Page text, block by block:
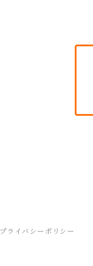
プライバシーポリシー